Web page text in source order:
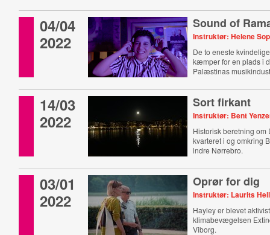
04/04
2022
Sound of
Instruktør: Helene
De to eneste
kæmper for en plads i
Palæstinas
14/03
2022
Sort firkant
Instruktør: Bent
Historisk beretning om
kvarteret i og omkring
indre Nørrebro.
03/01
2022
Oprør for dig
Instruktør: Laurits
Hayley er blevet
klimabevægelsen
Viborg.